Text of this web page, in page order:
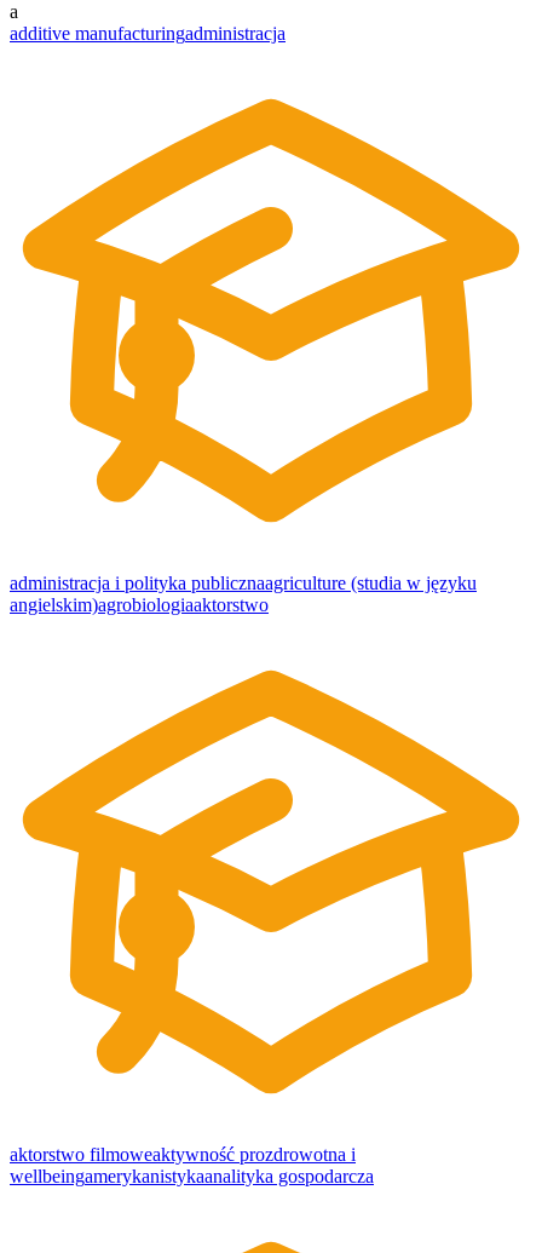
a
additive manufacturingadministracja
administracja i polityka publicznaagriculture (studia w języku
angielskim)agrobiologiaaktorstwo
aktorstwo filmoweaktywność prozdrowotna i
wellbeingamerykanistykaanalityka gospodarcza